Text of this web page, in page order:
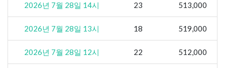
2026년 7월 28일 14시 23 513,000
2026년 7월 28일 13시 18 519,000
2026년 7월 28일 12시 22 512,000